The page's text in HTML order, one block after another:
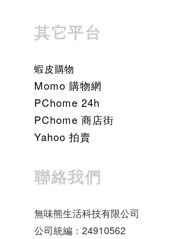
其它平台
蝦皮購物
Momo 購物網
PChome 24h
PChome 商店街
Yahoo 拍賣
聯絡我們
無味熊生活科技有限公司
公司統編：24910562